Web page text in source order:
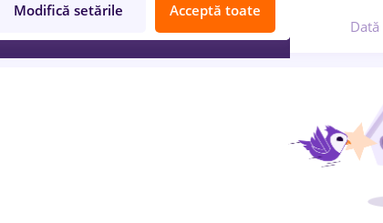
Relevanță Dată
Modifică setările Acceptă toate